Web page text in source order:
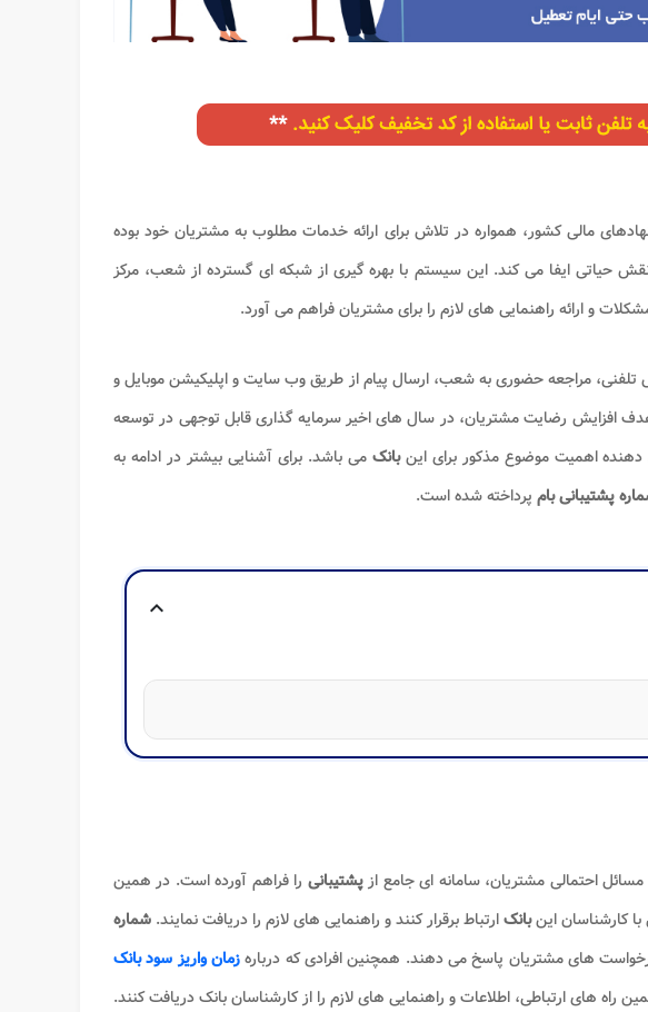
مالی کشور، همواره در تلاش برای ارائه خدمات مطلوب به مشتریان خود بوده
حیاتی ایفا می کند. این سیستم با بهره گیری از شبکه ای گسترده از شعب، مرکز
و ارائه راهنمایی های لازم را برای مشتریان فراهم می آورد.
مراجعه حضوری به شعب، ارسال پیام از طریق وب سایت و اپلیکیشن موبایل و
افزایش رضایت مشتریان، در سال های اخیر سرمایه گذاری قابل توجهی در توسعه
اهمیت موضوع مذکور برای اینبانکمی باشد. برای آشنایی بیشتر در ادامه به
پشتیبانی بام پرداخته شده است.
expand_more
احتمالی مشتریان، سامانه ای جامع ازپشتیبانی را فراهم آورده است. در همین
کارشناسان اینبانکارتباط برقرار کنند و راهنمایی های لازم را دریافت نمایند. شماره
های مشتریان پاسخ می دهند. همچنین افرادی که دربارهزمان واریز سود بانک
راه‌ های ارتباطی، اطلاعات و راهنمایی‌ های لازم را از کارشناسان بانک دریافت کنند.